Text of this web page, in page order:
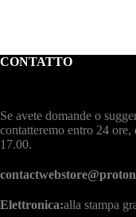
CONTATTO
Se avete domande o
contatteremo entro 24
17.00.
Elettronica:alla stampa